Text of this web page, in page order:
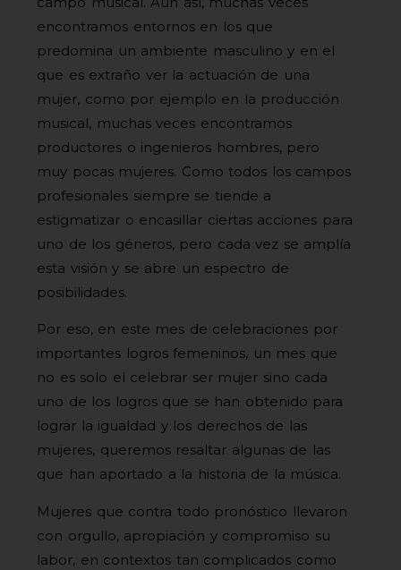
encontramos entornos en los que
predomina un ambiente masculino y en el
que es extraño ver la actuación de una
mujer, como por ejemplo en la producción
musical, muchas veces encontramos
productores o ingenieros hombres, pero
muy pocas mujeres. Como todos los campos
profesionales siempre se tiende a
estigmatizar o encasillar ciertas acciones para
uno de los géneros, pero cada vez se amplía
esta visión y se abre un espectro de
posibilidades.
Por eso, en este mes de celebraciones por
importantes logros femeninos, un mes que
no es solo el celebrar ser mujer sino cada
uno de los logros que se han obtenido para
lograr la igualdad y los derechos de las
mujeres, queremos resaltar algunas de las
que han aportado a la historia de la música.
Mujeres que contra todo pronóstico llevaron
con orgullo, apropiación y compromiso su
labor, en contextos tan complicados como